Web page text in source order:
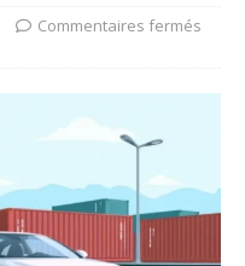
Commentaires fermés